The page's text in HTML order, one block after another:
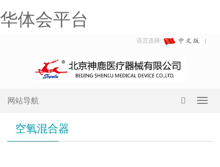
华体会平台
语言选择:
网站导航
空氧混合器